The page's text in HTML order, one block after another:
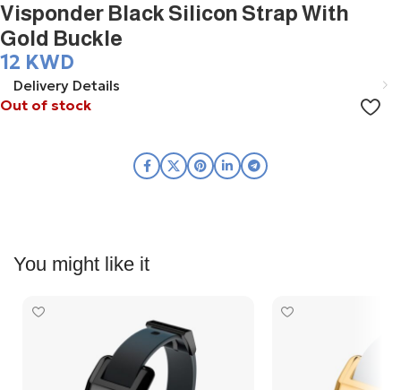
Visponder Black Silicon Strap With
Gold Buckle
12 KWD
Delivery Details
Out of stock
You might like it